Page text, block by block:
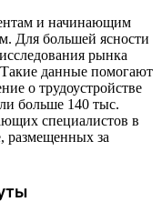
и начинающим
Для большей ясности
рынка
данные помогают
о трудоустройстве
больше 140 тыс.
специалистов в
размещенных за